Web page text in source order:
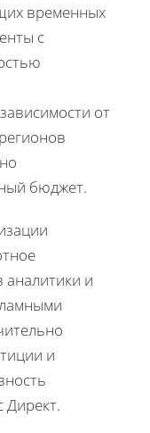
временных
с
от
бюджет.
аналитики и
и
Директ.